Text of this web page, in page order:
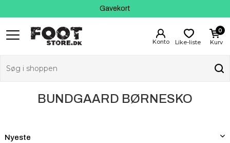
Gavekort
Kundeservice
Kurv
0
Like-liste
BUNDGAARD BØRNESKO